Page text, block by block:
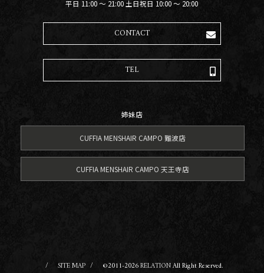
平日 11:00 〜 21:00 土日祝日 10:00 〜 20:00
CONTACT
TEL
姉妹店
CUFFIA MENSHAIR CAMPO 難波店
CUFFIA MENSHAIR CAMPO 天王寺店
SITE MAP ©2011-2026RELATIONAll Right Reserved.